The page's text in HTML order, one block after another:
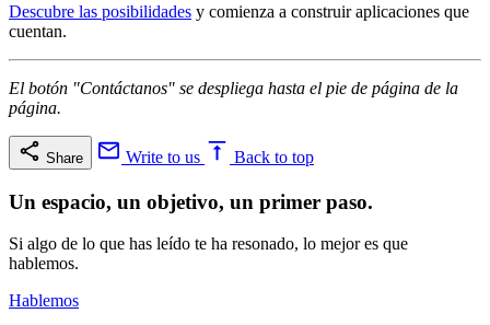
Descubre las posibilidades y comienza a construir aplicaciones que
cuentan.
El botón "Contáctanos" se despliega hasta el pie de página de la
página.
Share Write to us Back to top
Un espacio, un objetivo, un primer paso.
Si algo de lo que has leído te ha resonado, lo mejor es que
hablemos.
Hablemos